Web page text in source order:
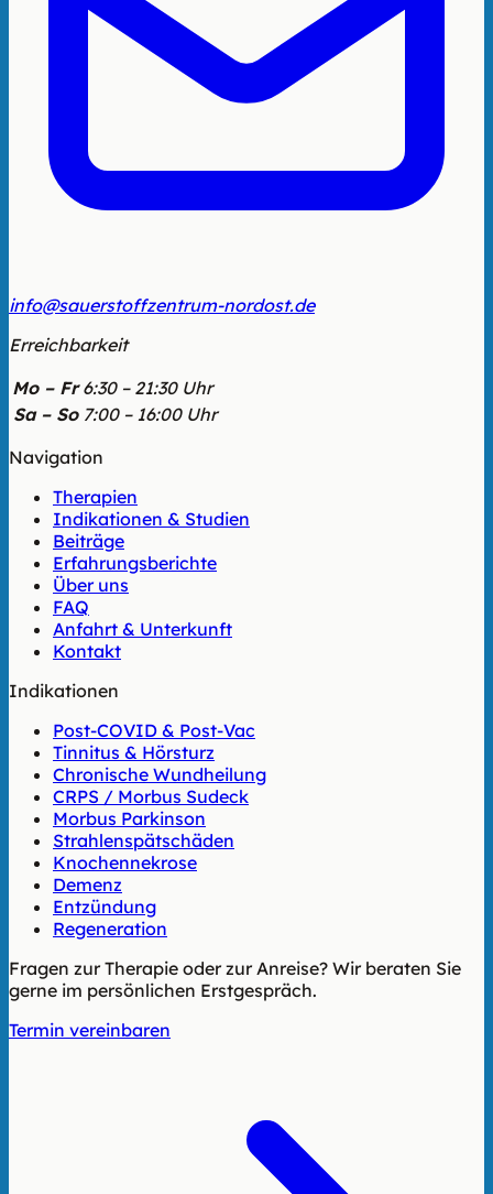
info@sauerstoffzentrum-nordost.de
Erreichbarkeit
Mo – Fr 6:30 – 21:30 Uhr
Sa – So 7:00 – 16:00 Uhr
Navigation
Therapien
Indikationen & Studien
Beiträge
Erfahrungsberichte
Über uns
FAQ
Anfahrt & Unterkunft
Kontakt
Indikationen
Post-COVID & Post-Vac
Tinnitus & Hörsturz
Chronische Wundheilung
CRPS / Morbus Sudeck
Morbus Parkinson
Strahlenspätschäden
Knochennekrose
Demenz
Entzündung
Regeneration
Fragen zur Therapie oder zur Anreise? Wir beraten Sie
gerne im persönlichen Erstgespräch.
Termin vereinbaren